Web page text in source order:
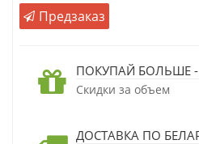
Предзаказ
ПОКУПАЙ БОЛЬШЕ
Скидки за объем
ДОСТАВКА ПО